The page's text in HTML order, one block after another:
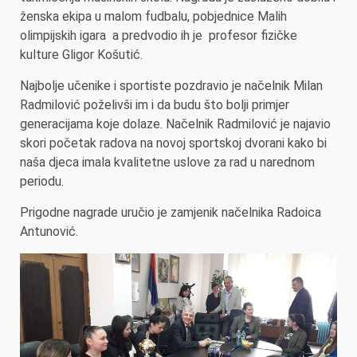
ženska ekipa u malom fudbalu, pobjednice Malih
olimpijskih igara a predvodio ih je profesor fizičke
kulture Gligor Košutić.
Najbolje učenike i sportiste pozdravio je načelnik Milan
Radmilović poželivši im i da budu što bolji primjer
generacijama koje dolaze. Načelnik Radmilović je najavio
skori početak radova na novoj sportskoj dvorani kako bi
naša djeca imala kvalitetne uslove za rad u narednom
periodu.
Prigodne nagrade uručio je zamjenik načelnika Radoica
Antunović.